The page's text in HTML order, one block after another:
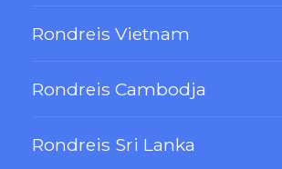
Rondreis Vietnam
Rondreis Cambodja
Rondreis Sri Lanka